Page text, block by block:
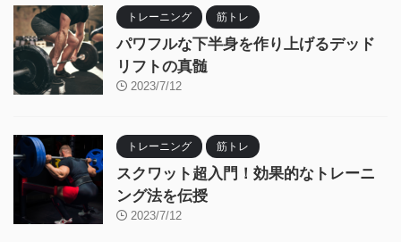
トレーニング 筋トレ
パワフルな下半身を作り上げるデッド
リフトの真髄
2023/7/12
トレーニング 筋トレ
スクワット超入門！効果的なトレーニ
ング法を伝授
2023/7/12